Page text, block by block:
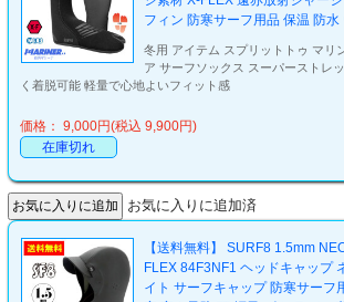
フィン 防寒サーフ用品 保温 防水
冬用 アイテム スプリットトゥ マリ
ア サーフソックス スーパーストレ
く着脱可能 軽量で心地よいフィット感
価格： 9,000円(税込 9,900円)
在庫切れ
お気に入りに追加済
【送料無料】 SURF8 1.5mm
FLEX 84F3NF1 ヘッドキャップ
イト サーフキャップ 防寒サーフ